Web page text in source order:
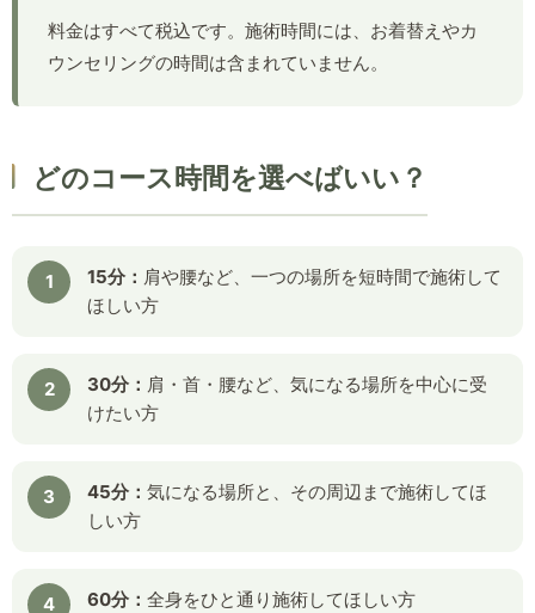
料金はすべて税込です。施術時間には、お着替えやカ
ウンセリングの時間は含まれていません。
どのコース時間を選べばいい？
15分： 肩や腰など、一つの場所を短時間で施術して
ほしい方
30分： 肩・首・腰など、気になる場所を中心に受
けたい方
45分： 気になる場所と、その周辺まで施術してほ
しい方
60分： 全身をひと通り施術してほしい方